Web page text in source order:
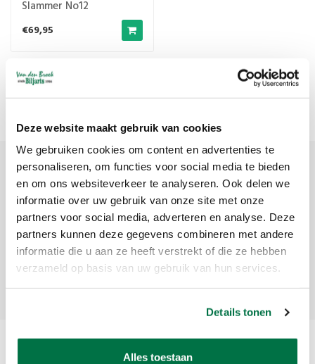
Deze website maakt gebruik van cookies
We gebruiken cookies om content en advertenties te
personaliseren, om functies voor social media te bieden
en om ons websiteverkeer te analyseren. Ook delen we
informatie over uw gebruik van onze site met onze
partners voor social media, adverteren en analyse. Deze
partners kunnen deze gegevens combineren met andere
informatie die u aan ze heeft verstrekt of die ze hebben
verzameld op basis van uw gebruik van hun services.
Details tonen
Alles toestaan
Slammer No12
€69,95
Meest bekeken 1
Meld je aan voor onze nieuwsbrief
Ontvang de laatste updates, nieuws en aanbiedingen via email
Abonneer